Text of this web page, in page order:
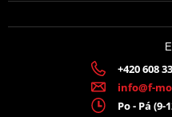
+420 608
info@f-
Po - Pá (9-